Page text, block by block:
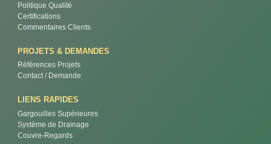
Politique Qualité
Certifications
Commentaires Clients
PROJETS & DEMANDES
Références Projets
Contact / Demande
LIENS RAPIDES
Gargouilles Supérieures
Système de Drainage
Couvre-Regards